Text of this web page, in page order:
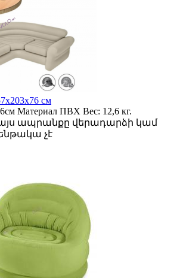
см
Материал ПВХ Вес: 12,6 кг.
այս ապրանքը վերադարձի կամ
չէ